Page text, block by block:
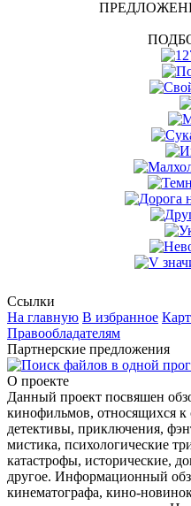
Ссылки
На главную В избранное
Правообладателям
Партнерские предложения
О проекте
Данный проект посвяшен
кинофильмов, относящихся
детективы, приключения,
мистика, психологические
катастрофы, исторические,
другое. Информационный
кинематографа, кино-